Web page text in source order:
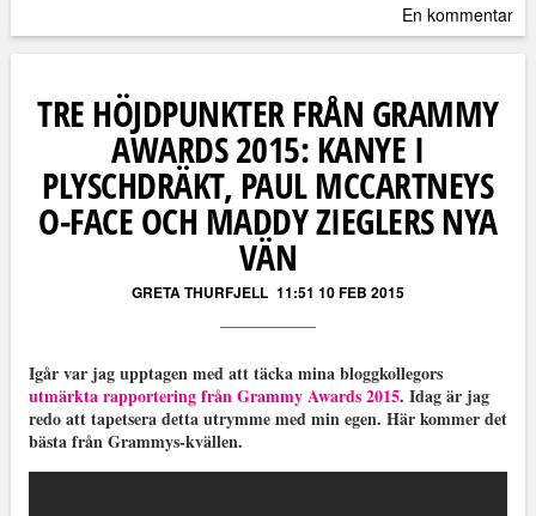
En kommentar
TRE HÖJDPUNKTER FRÅN GRAMMY
AWARDS 2015: KANYE I
PLYSCHDRÄKT, PAUL MCCARTNEYS
O-FACE OCH MADDY ZIEGLERS NYA
VÄN
GRETA THURFJELL 11:51 10 FEB 2015
Igår var jag upptagen med att täcka mina bloggkollegors
utmärkta rapportering från Grammy Awards 2015. Idag är jag
redo att tapetsera detta utrymme med min egen. Här kommer det
bästa från Grammys-kvällen.